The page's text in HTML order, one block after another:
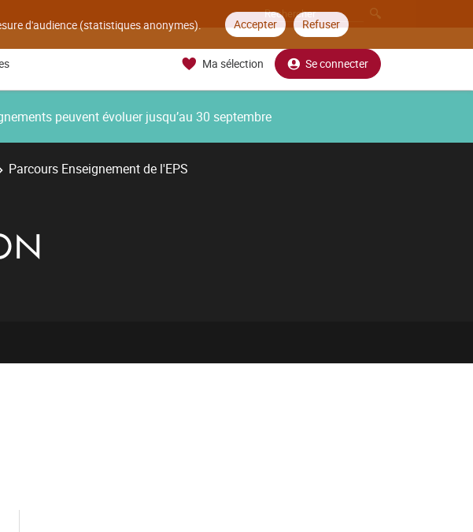
d'audience (statistiques anonymes). Accepter Refuser
Ma sélection Se connecter
peuvent évoluer jusqu’au 30 septembre
Parcours Enseignement de l'EPS